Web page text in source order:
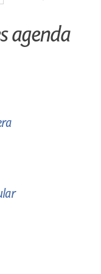
agenda